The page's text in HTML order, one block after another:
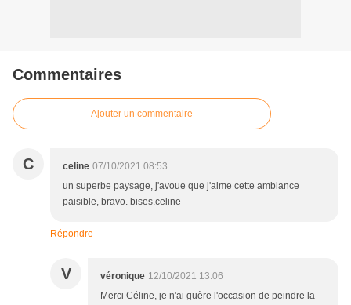
Commentaires
Ajouter un commentaire
C celine 07/10/2021 08:53
un superbe paysage, j'avoue que j'aime cette ambiance
paisible, bravo. bises.celine
Répondre
V véronique 12/10/2021 13:06
Merci Céline, je n'ai guère l'occasion de peindre la